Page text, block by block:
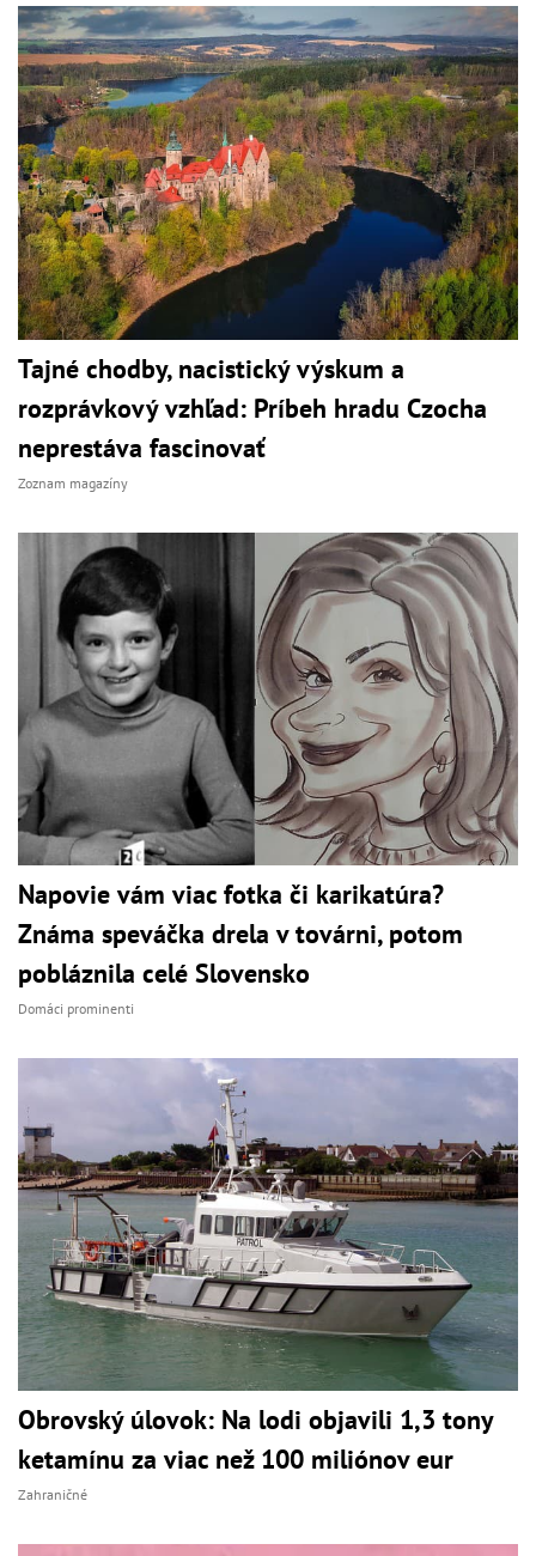
Tajné chodby, nacistický výskum a
rozprávkový vzhľad: Príbeh hradu Czocha
neprestáva fascinovať
Zoznam magazíny
Napovie vám viac fotka či karikatúra?
Známa speváčka drela v továrni, potom
pobláznila celé Slovensko
Domáci prominenti
Obrovský úlovok: Na lodi objavili 1,3 tony
ketamínu za viac než 100 miliónov eur
Zahraničné